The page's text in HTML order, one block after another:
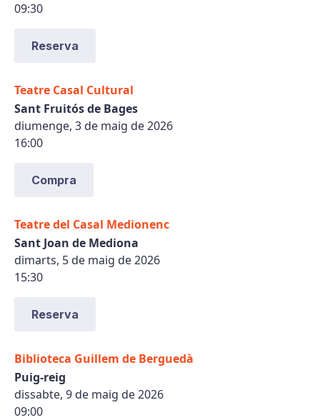
09:30
Reserva
Teatre Casal Cultural
Sant Fruitós de Bages
diumenge, 3 de maig de 2026
16:00
Compra
Teatre del Casal Medionenc
Sant Joan de Mediona
dimarts, 5 de maig de 2026
15:30
Reserva
Biblioteca Guillem de Berguedà
Puig-reig
dissabte, 9 de maig de 2026
09:00